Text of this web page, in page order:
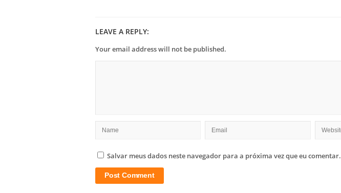
LEAVE A REPLY:
Your email address will not be published.
Salvar meus dados neste navegador para a próxima vez que eu comentar.